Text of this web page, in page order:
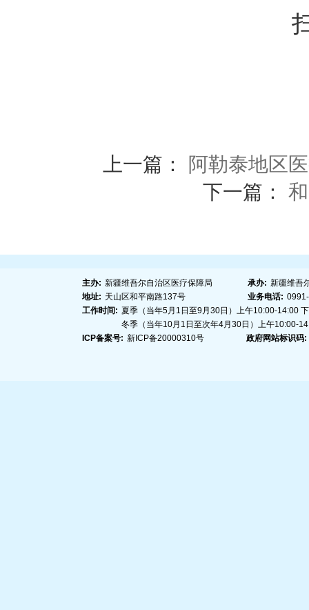
上一篇： 阿勒泰地区
下一篇：
主办: 新疆维吾尔自治区医疗保障局 承办: 新疆维吾
地址: 天山区和平南路137号 业务电话:
工作时间: 夏季（当年5月1日至9月30日）上午10:00-14:00
冬季（当年10月1日至次年4月30日）上午10:00-
ICP备案号: 新ICP备20000310号 政府网站标识码: